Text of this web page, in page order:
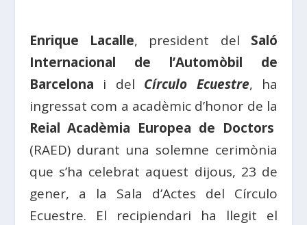
Enrique Lacalle, president del Saló
Internacional de l’Automòbil de
Barcelona i del Círculo Ecuestre, ha
ingressat com a acadèmic d’honor de la
Reial Acadèmia Europea de Doctors
(RAED) durant una solemne cerimònia
que s’ha celebrat aquest dijous, 23 de
gener, a la Sala d’Actes del Círculo
Ecuestre. El recipiendari ha llegit el